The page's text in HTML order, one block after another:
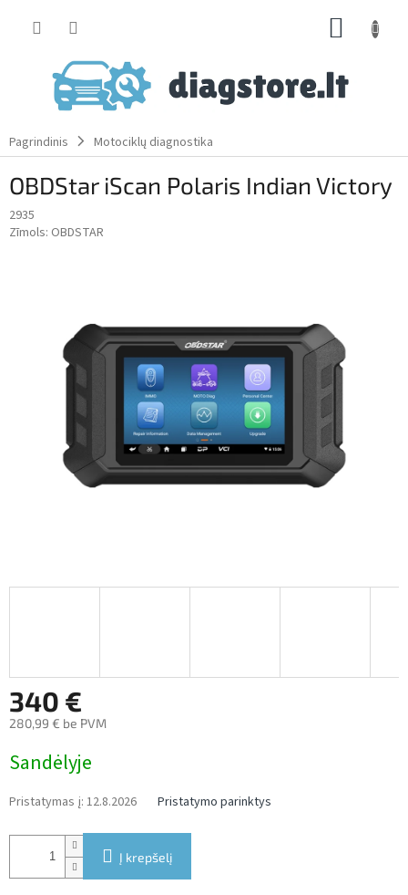
Pagrindinis Motociklų diagnostika
OBDStar iScan Polaris Indian Victory
2935
Zīmols: OBDSTAR
340 €
280,99 € be PVM
price:
Sandėlyje
Pristatymas į: 12.8.2026 Pristatymo parinktys
Į krepšelį